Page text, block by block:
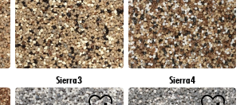
Sierra3 Sierra4